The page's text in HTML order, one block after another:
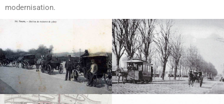
modernisation.